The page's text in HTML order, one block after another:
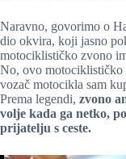
Naravno, govorimo o
dio okvira, koji jasno
motociklističko zvono
No, ovo motociklističko
vozač motocikla sam
Prema legendi, zvono
volje kada ga netko,
prijatelju s ceste.